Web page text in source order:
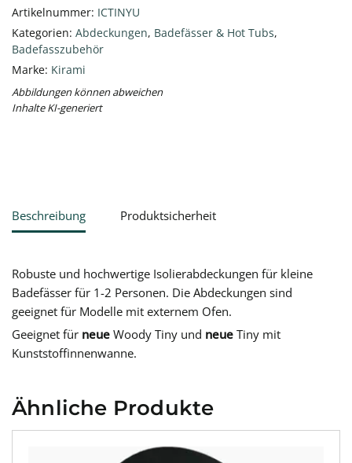
Artikelnummer: ICTINYU
Kategorien: Abdeckungen, Badefässer & Hot Tubs,
Badefasszubehör
Marke: Kirami
Abbildungen können abweichen
Inhalte KI-generiert
Beschreibung Produktsicherheit
Robuste und hochwertige Isolierabdeckungen für kleine
Badefässer für 1-2 Personen. Die Abdeckungen sind
geeignet für Modelle mit externem Ofen.
Geeignet für neue Woody Tiny und neue Tiny mit
Kunststoffinnenwanne.
Ähnliche Produkte